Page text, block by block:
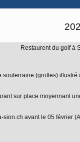
divers
Restaurent du golf à
souterraine (grottes) illustré
sur place moyennant
sion.ch avant le 05 février